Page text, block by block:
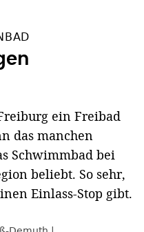
ein Freibad
das manchen
Schwimmbad bei
beliebt. So sehr,
Einlass-Stop gibt.